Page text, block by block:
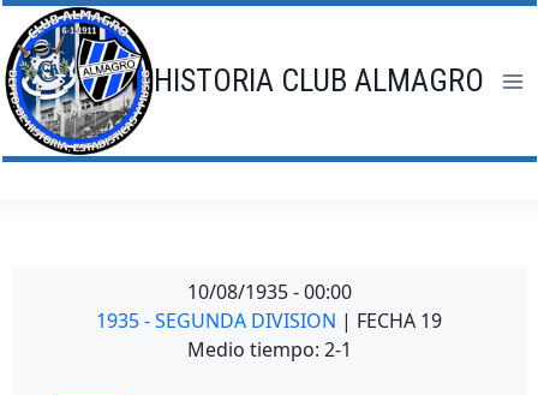
Saltar
al
contenido
HISTORIA CLUB ALMAGRO
10/08/1935 - 00:00
1935 - SEGUNDA DIVISION | FECHA 19
Medio tiempo: 2-1